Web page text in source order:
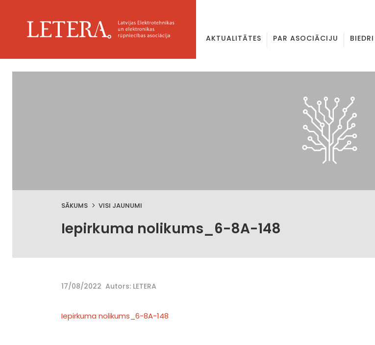
AKTUALITĀTES PAR ASOCIĀCIJU BIEDRI
SĀKUMS VISI JAUNUMI
Iepirkuma nolikums_6-8A-148
17/08/2022 Autors: LETERA
Iepirkuma nolikums_6-8A-148